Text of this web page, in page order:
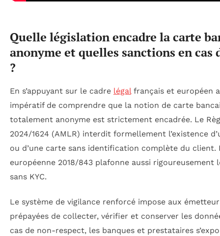
Quelle législation encadre la carte
anonyme et quelles sanctions en cas
?
En s’appuyant sur le cadre légalfrançais et européen
impératif de comprendre que la notion de carte
totalement anonyme est strictement encadrée. Le
2024/1624 (AMLR) interdit formellement l’existence
ou d’une carte sans identification complète du client.
européenne 2018/843 plafonne aussi rigoureusement
sans KYC.
Le système de vigilance renforcé impose aux
prépayées de collecter, vérifier et conserver les
cas de non-respect, les banques et prestataires